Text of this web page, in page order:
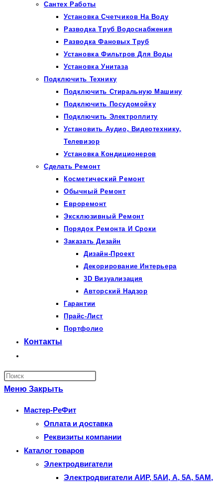
Сантех Работы
Установка Счетчиков На Воду
Разводка Труб Водоснабжения
Разводка Фановых Труб
Установка Фильтров Для Воды
Установка Унитаза
Подключить Технику
Подключить Стиральную Машину
Подключить Посудомойку
Подключить Электроплиту
Установить Аудио, Видеотехнику,
Телевизор
Установка Кондиционеров
Сделать Ремонт
Косметический Ремонт
Обычный Ремонт
Евроремонт
Эксклюзивный Ремонт
Порядок Ремонта И Сроки
Заказать Дизайн
Дизайн-Проект
Декорирование Интерьера
3D Визуализация
Авторский Надзор
Гарантии
Прайс-Лист
Портфолио
Контакты
поиск
по
сайту
закрыть
панель
Меню Закрыть
Мастер-РеФит
Оплата и доставка
Реквизиты компании
Каталог товаров
Электродвигатели
Электродвигатели АИР, 5АИ, А, 5А, 5АМ,